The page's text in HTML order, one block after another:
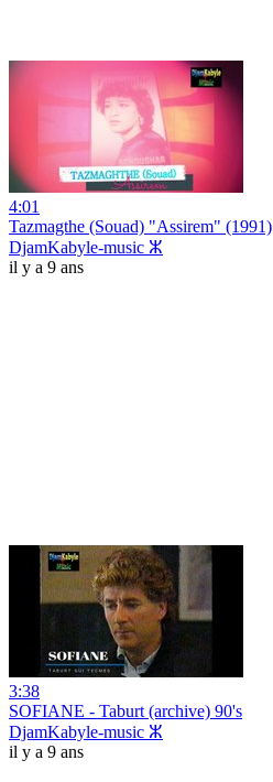
4:01
Tazmagthe (Souad) "Assirem" (1991)
DjamKabyle-music ⵣ
il y a 9 ans
3:38
SOFIANE - Taburt (archive) 90's
DjamKabyle-music ⵣ
il y a 9 ans